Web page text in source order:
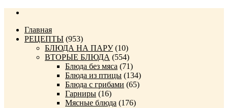
Главная
РЕЦЕПТЫ (953)
БЛЮДА НА ПАРУ(10)
ВТОРЫЕ БЛЮДА (554)
Блюда без мяса (71)
Блюда из птицы (134)
Блюда с грибами (65)
Гарниры (16)
Мясные блюда (176)